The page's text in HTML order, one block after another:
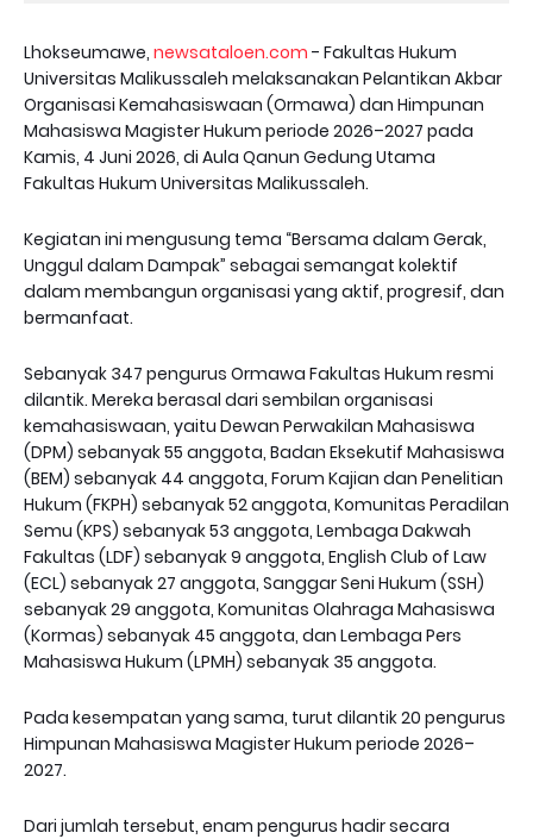
Lhokseumawe, newsataloen.com - Fakultas Hukum
Universitas Malikussaleh melaksanakan Pelantikan Akbar
Organisasi Kemahasiswaan (Ormawa) dan Himpunan
Mahasiswa Magister Hukum periode 2026–2027 pada
Kamis, 4 Juni 2026, di Aula Qanun Gedung Utama
Fakultas Hukum Universitas Malikussaleh.
Kegiatan ini mengusung tema “Bersama dalam Gerak,
Unggul dalam Dampak” sebagai semangat kolektif
dalam membangun organisasi yang aktif, progresif, dan
bermanfaat.
Sebanyak 347 pengurus Ormawa Fakultas Hukum resmi
dilantik. Mereka berasal dari sembilan organisasi
kemahasiswaan, yaitu Dewan Perwakilan Mahasiswa
(DPM) sebanyak 55 anggota, Badan Eksekutif Mahasiswa
(BEM) sebanyak 44 anggota, Forum Kajian dan Penelitian
Hukum (FKPH) sebanyak 52 anggota, Komunitas Peradilan
Semu (KPS) sebanyak 53 anggota, Lembaga Dakwah
Fakultas (LDF) sebanyak 9 anggota, English Club of Law
(ECL) sebanyak 27 anggota, Sanggar Seni Hukum (SSH)
sebanyak 29 anggota, Komunitas Olahraga Mahasiswa
(Kormas) sebanyak 45 anggota, dan Lembaga Pers
Mahasiswa Hukum (LPMH) sebanyak 35 anggota.
Pada kesempatan yang sama, turut dilantik 20 pengurus
Himpunan Mahasiswa Magister Hukum periode 2026–
2027.
Dari jumlah tersebut, enam pengurus hadir secara